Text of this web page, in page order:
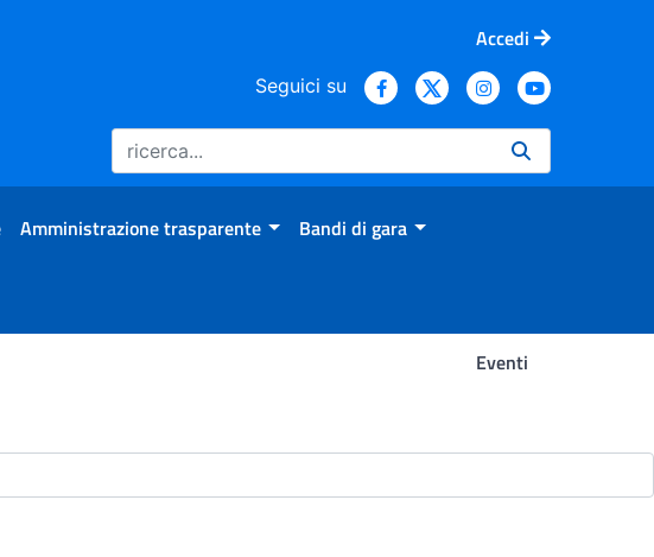
Accedi
Seguici su
Amministrazione trasparente Bandi di gara
Eventi